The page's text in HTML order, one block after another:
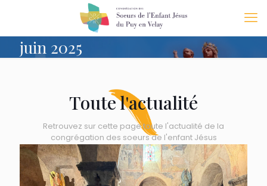
juin 2025
Toute l'actualité
Retrouvez sur cette page toute l'actualité de la
congrégation des soeurs de l'enfant Jésus